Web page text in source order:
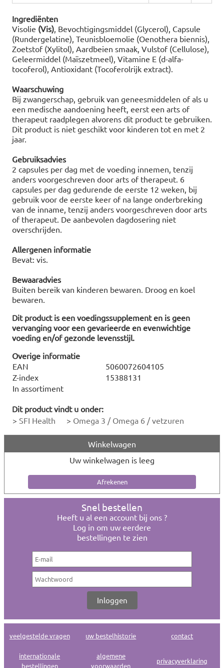
Ingrediënten
Visolie (Vis), Bevochtigingsmiddel (Glycerol), Capsule
(Rundergelatine), Teunisbloemolie (Oenothera biennis),
Zoetstof (Xylitol), Aardbeien smaak, Vulstof (Cellulose),
Geleermiddel (Maïszetmeel), Vitamine E (d-alfa-
tocoferol), Antioxidant (Tocoferolrijk extract).
Waarschuwing
Bij zwangerschap, gebruik van geneesmiddelen of als u
een medische aandoening heeft, eerst een arts of
therapeut raadplegen alvorens dit product te gebruiken.
Dit product is niet geschikt voor kinderen tot en met 2
jaar.
Gebruiksadvies
2 capsules per dag met de voeding innemen, tenzij
anders voorgeschreven door arts of therapeut. 6
capsules per dag gedurende de eerste 12 weken, bij
gebruik voor de eerste keer of na lange onderbreking
van de inname, tenzij anders voorgeschreven door arts
of therapeut. De aanbevolen dagdosering niet
overschrijden.
Allergenen informatie
Bevat: vis.
Bewaaradvies
Buiten bereik van kinderen bewaren. Droog en koel
bewaren.
Dit product is een voedingssupplement en is geen
vervanging voor een gevarieerde en evenwichtige
voeding en/of gezonde levensstijl.
Overige informatie
EAN
5060072604105
Z-index
15388131
In assortiment
Dit product vindt u onder:
> SFI Health > Omega 3 / Omega 6 / vetzuren
Winkelwagen
Uw winkelwagen is leeg
Snel bestellen
Heeft u al een account bij ons ?
Log in om uw eerdere
bestellingen te zien
veelgestelde vragen uw bestelhistorie contact
internationale
bestellingen
algemene
voorwaarden
privacyverklaring